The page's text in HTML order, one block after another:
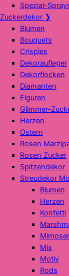
Spezial-
Zuckerdekor ❯
Blumen
Bouquets
Crispies
Dekoraufleger
Dekorflocken
Diamanten
Figuren
Glimmer-
Herzen
Ostern
Rosen
Rosen Zucker
Spitzendekor
Streudekor
Blumen
Herzen
Konfetti
Mix
Motiv
Rods